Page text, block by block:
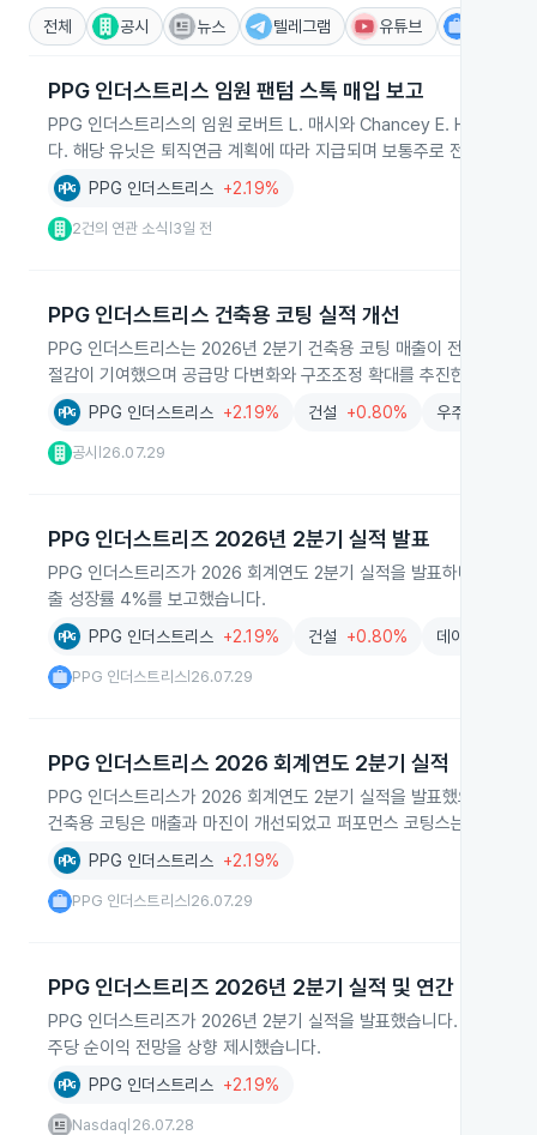
전체 공시 뉴스 텔레그램 유튜브
PPG 인더스트리스 임원 팬텀 스톡 매입 보고
PPG 인더스트리스의 임원 로버트 L. 매시와 Chancey E. Hagerty
다. 해당 유닛은 퇴직연금 계획에 따라 지급되며 보통주로 전환 가능
PPG 인더스트리스 +2.19%
2건의 연관 소식 3일 전
PPG 인더스트리스 건축용 코팅 실적 개선
PPG 인더스트리스는 2026년 2분기 건축용 코팅 매출이 전년 동기
절감이 기여했으며 공급망 다변화와 구조조정 확대를 추진한다고 밝
PPG 인더스트리스 +2.19% 건설 +0.80% 우주항공
공시 26.07.29
PPG 인더스트리즈 2026년 2분기 실적 발표
PPG 인더스트리즈가 2026 회계연도 2분기 실적을 발표하며 전 세
출 성장률 4%를 보고했습니다.
PPG 인더스트리스 +2.19% 건설 +0.80% 데이터센터
PPG 인더스트리스 26.07.29
PPG 인더스트리스 2026 회계연도 2분기 실적
PPG 인더스트리스가 2026 회계연도 2분기 실적을 발표했으며 전
건축용 코팅은 매출과 마진이 개선되었고 퍼포먼스 코팅스는 일부 분
PPG 인더스트리스 +2.19%
PPG 인더스트리스 26.07.29
PPG 인더스트리즈 2026년 2분기 실적 및 연간 EPS 상
PPG 인더스트리즈가 2026년 2분기 실적을 발표했습니다. 순이익
주당 순이익 전망을 상향 제시했습니다.
PPG 인더스트리스 +2.19%
Nasdaq 26.07.28